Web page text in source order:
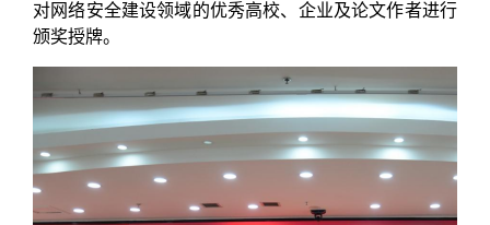
对网络安全建设领域的优秀高校、企业及论文作者进行
颁奖授牌。